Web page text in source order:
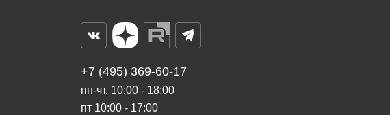
+7 (495) 369-60-17
пн-чт. 10:00 - 18:00
пт 10:00 - 17:00